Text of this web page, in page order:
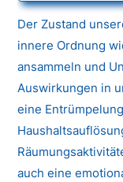
Der Zustand
innere Ordnung
ansammeln und
Auswirkungen in
eine
auch eine